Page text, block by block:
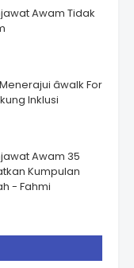
Awam Tidak
âwalk For
Inklusi
Awam 35
Kumpulan
- Fahmi